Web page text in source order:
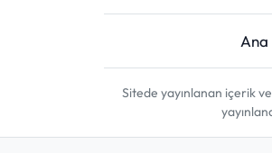
Sitede yayınlanan içerik